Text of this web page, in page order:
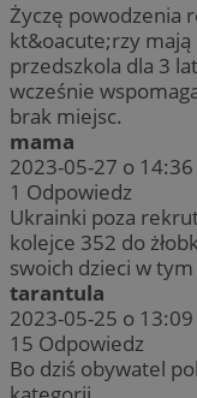
Życzę powodzenia
kt&oacute;rzy mają
przedszkola dla 3
wcześnie
brak miejsc.
mama
2023-05-27 o 14:36
1 Odpowiedz
Ukrainki poza
kolejce 352 do
swoich dzieci w tym
tarantula
2023-05-25 o 13:09
15 Odpowiedz
Bo dziś obywatel